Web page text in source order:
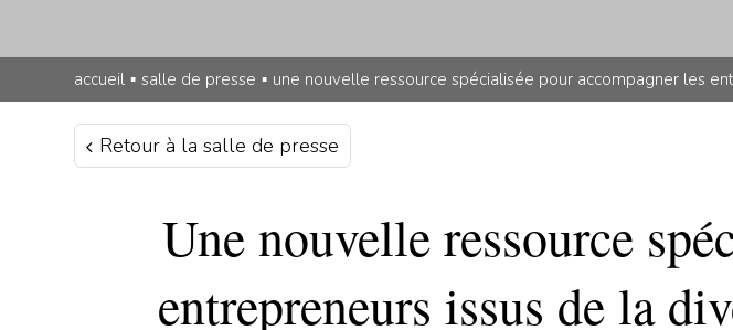
accueil ▪ salle de presse ▪ une nouvelle ressource spécialisée pour accompagner les
Retour à la salle de presse
Une nouvelle ressource
entrepreneurs issus de la